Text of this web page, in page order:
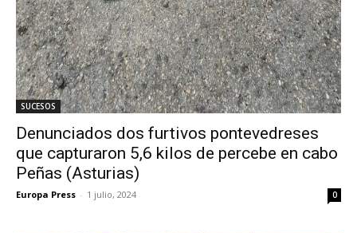
SUCESOS
Denunciados dos furtivos pontevedreses
que capturaron 5,6 kilos de percebe en cabo
Peñas (Asturias)
Europa Press - 1 julio, 2024 0